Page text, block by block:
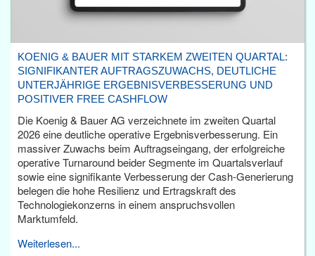
KOENIG & BAUER MIT STARKEM ZWEITEN QUARTAL:
SIGNIFIKANTER AUFTRAGSZUWACHS, DEUTLICHE
UNTERJÄHRIGE ERGEBNISVERBESSERUNG UND
POSITIVER FREE CASHFLOW
Die Koenig & Bauer AG verzeichnete im zweiten Quartal
2026 eine deutliche operative Ergebnisverbesserung. Ein
massiver Zuwachs beim Auftragseingang, der erfolgreiche
operative Turnaround beider Segmente im Quartalsverlauf
sowie eine signifikante Verbesserung der Cash-Generierung
belegen die hohe Resilienz und Ertragskraft des
Technologiekonzerns in einem anspruchsvollen
Marktumfeld.
Weiterlesen...